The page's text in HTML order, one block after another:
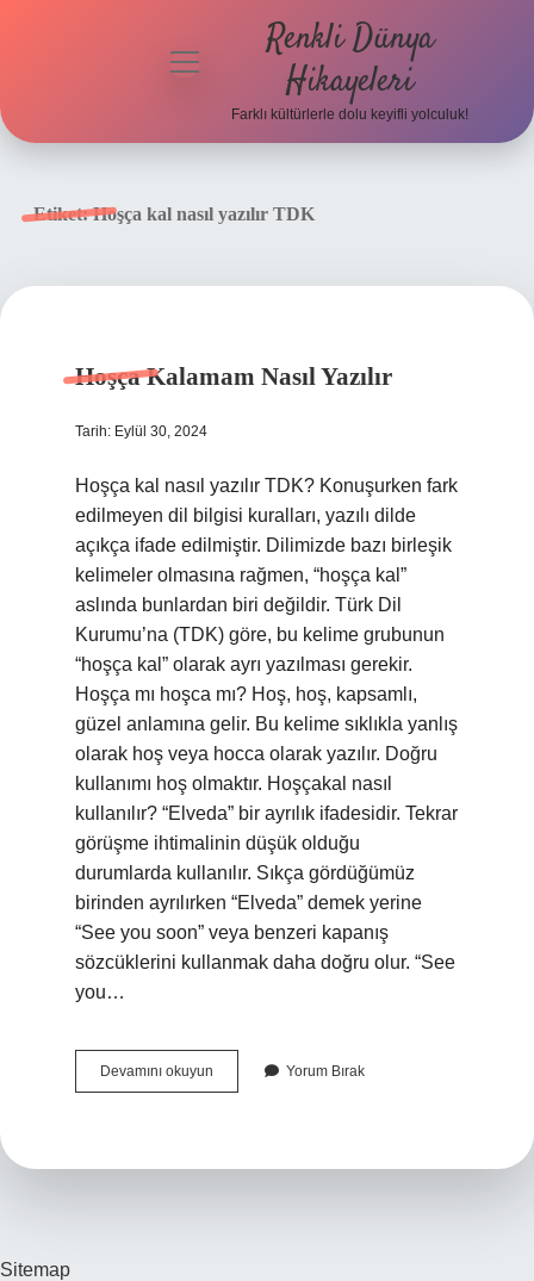
Politikası
menüyü
Renkli Dünya
Hikayeleri
Farklı kültürlerle dolu keyifli yolculuk!
Etiket:Hoşça kal nasıl yazılır TDK
Hoşça Kalamam Nasıl Yazılır
Tarih: Eylül 30, 2024
Hoşça kal nasıl yazılır TDK? Konuşurken fark
edilmeyen dil bilgisi kuralları, yazılı dilde
açıkça ifade edilmiştir. Dilimizde bazı birleşik
kelimeler olmasına rağmen, “hoşça kal”
aslında bunlardan biri değildir. Türk Dil
Kurumu’na (TDK) göre, bu kelime grubunun
“hoşça kal” olarak ayrı yazılması gerekir.
Hoşça mı hoşca mı? Hoş, hoş, kapsamlı,
güzel anlamına gelir. Bu kelime sıklıkla yanlış
olarak hoş veya hocca olarak yazılır. Doğru
kullanımı hoş olmaktır. Hoşçakal nasıl
kullanılır? “Elveda” bir ayrılık ifadesidir. Tekrar
görüşme ihtimalinin düşük olduğu
durumlarda kullanılır. Sıkça gördüğümüz
birinden ayrılırken “Elveda” demek yerine
“See you soon” veya benzeri kapanış
sözcüklerini kullanmak daha doğru olur. “See
you…
Devamını okuyun
Kalamam
Yorum Bırak
Sitemap